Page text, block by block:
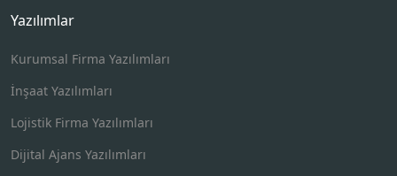
Yazılımlar
Kurumsal Firma Yazılımları
İnşaat Yazılımları
Lojistik Firma Yazılımları
Dijital Ajans Yazılımları